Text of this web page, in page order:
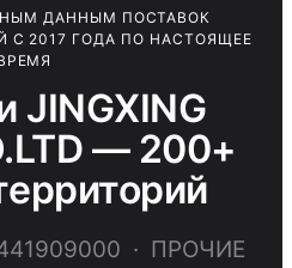
ДАННЫМ ПОСТАВОК
2017 ГОДА ПО НАСТОЯЩЕЕ
JINGXING
— 200+
· ПРОЧИЕ